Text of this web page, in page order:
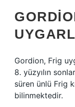
Gordion, Frig
8. yüzyılın
süren ünlü Frig
bilinmektedir.